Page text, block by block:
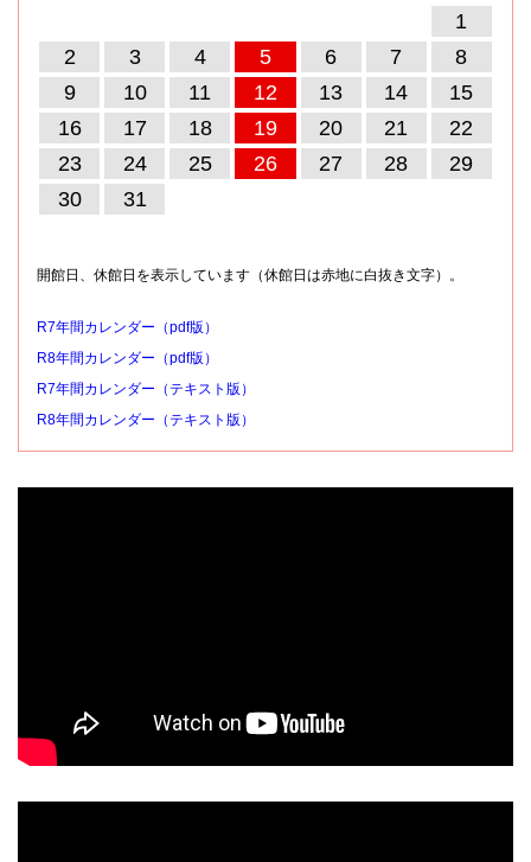
1
2
3 4 5 6 7
8
9
10 11 12 13 14
15
16
17 18 19 20 21
22
23
24 25 26 27 28
29
30
31
開館日、休館日を表示しています（休館日は赤地に白抜き文字）。
R7年間カレンダー（pdf版）
R8年間カレンダー（pdf版）
R7年間カレンダー（テキスト版）
R8年間カレンダー（テキスト版）